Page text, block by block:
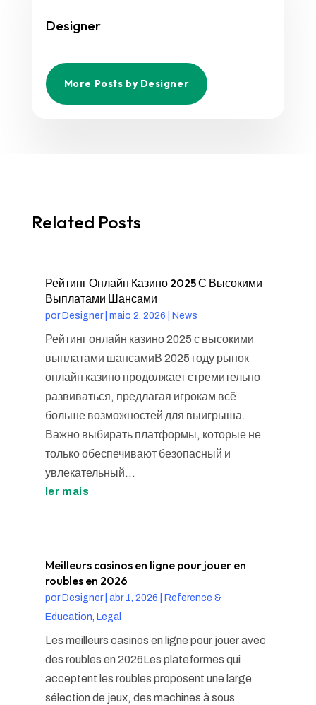
Designer
More Posts by Designer
Related Posts
Рейтинг Онлайн Казино 2025 С Высокими
Выплатами Шансами
por Designer| maio 2, 2026 News
Рейтинг онлайн казино 2025 с высокими
выплатами шансамиВ 2025 году рынок
онлайн казино продолжает стремительно
развиваться, предлагая игрокам всё
больше возможностей для выигрыша.
Важно выбирать платформы, которые не
только обеспечивают безопасный и
увлекательный...
ler mais
Meilleurs casinos en ligne pour jouer en
roubles en 2026
por Designer| abr 1, 2026
Reference &
Education, Legal
Les meilleurs casinos en ligne pour jouer avec
des roubles en 2026Les plateformes qui
acceptent les roubles proposent une large
sélection de jeux, des machines à sous